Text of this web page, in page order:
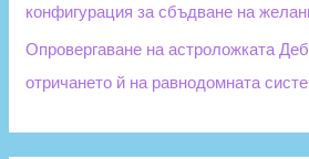
конфигурация за сбъдване на
Опровергаване на астроложката
отричането й на равнодомната